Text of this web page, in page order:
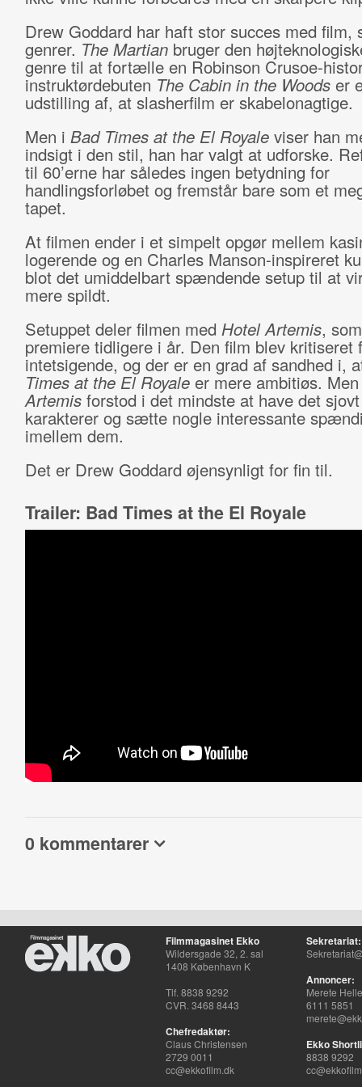
Drew Goddard har haft stor succes med film,
genrer. The Martianbruger den
genre til at fortælle en Robinson Crusoe-
instruktørdebuten The Cabin in the Woodser
udstilling af, at slasherfilm er skabelonagtige.
Men i Bad Times at the El Royaleviser han
indsigt i den stil, han har valgt at udforske.
til 60’erne har således ingen betydning for
handlingsforløbet og fremstår bare som et
tapet.
At filmen ender i et simpelt opgør mellem
logerende og en Charles Manson-inspireret
blot det umiddelbart spændende setup til at
mere spildt.
Setuppet deler filmen med Hotel Artemis,
premiere tidligere i år. Den film blev
intetsigende, og der er en grad af sandhed i,
Times at the El Royaleer mere ambitiøs.
Artemisforstod i det mindste at have det
karakterer og sætte nogle interessante
imellem dem.
Det er Drew Goddard øjensynligt for fin til.
Trailer: Bad Times at the El Royale
0 kommentarer
Filmmagasinet Ekko
Wildersgade 32, 2. sal
1408 København K
Tlf. 8838 9292
CVR. 3468 8443
Chefredaktør:
Claus Christensen
2729 0011
cc@ekkofilm.dk
Sekretariat:
Annoncer:
Merete
6111 5851
Ekko
8838 9292